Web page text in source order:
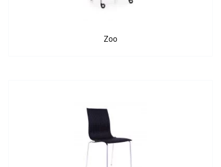
Zoo